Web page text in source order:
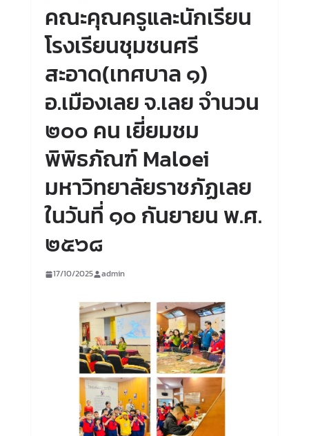
คณะคุณครูและนักเรียน
โรงเรียนชุมชนศรี
สะอาด(เทศบาล ๑)
อ.เมืองเลย จ.เลย จำนวน
๒๐๐ คน เยี่ยมชม
พิพิธภัณฑ์ Maloei
มหาวิทยาลัยราชภัฏเลย
ในวันที่ ๑๐ กันยายน พ.ศ.
๒๕๖๘
17/10/2025 admin